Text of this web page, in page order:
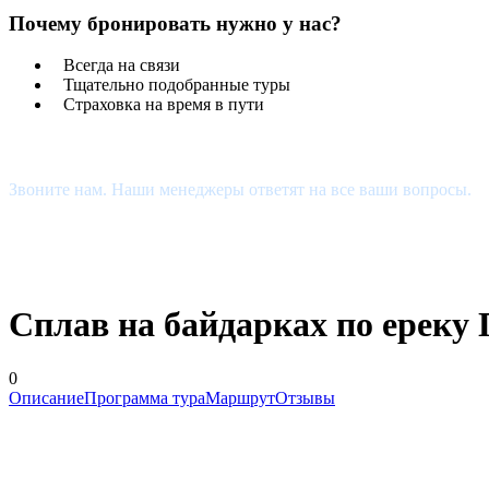
Почему бронировать нужно у нас?
Всегда на связи
Тщательно подобранные туры
Страховка на время в пути
Звоните нам. Наши менеджеры ответят на все ваши вопросы.
Сплав на байдарках по
0
ОписаниеПрограмма тураМаршрутОтзывы